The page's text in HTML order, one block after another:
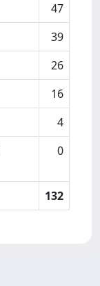
47
39
26
16
4
0
132